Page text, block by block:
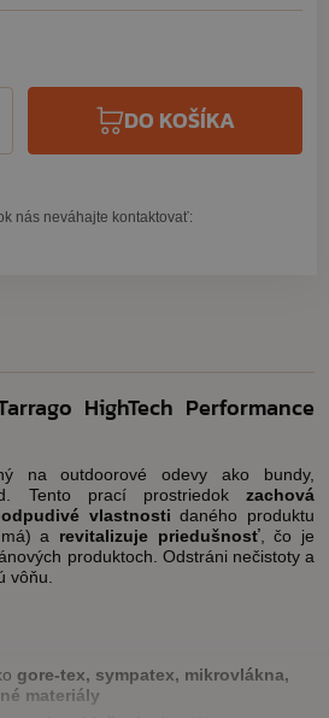
DO KOŠÍKA
nás neváhajte kontaktovať:
HighTech Performance
na outdoorové odevy ako bundy,
Tento prací prostriedok zachová
vlastnosti daného produktu
a revitalizuje priedušnosť, čo je
produktoch. Odstráni nečistoty a
vôňu.
gore-tex, sympatex, mikrovlákna,
materiály